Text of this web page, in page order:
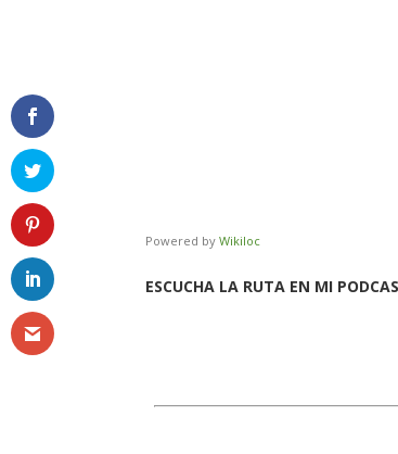
Powered byWikiloc
ESCUCHA LA RUTA EN MI